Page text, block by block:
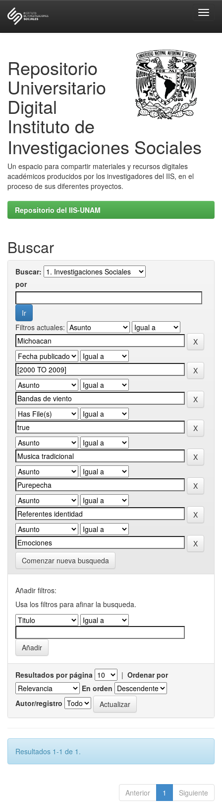
Repositorio
Universitario
Digital
Instituto de
Investigaciones Sociales
Un espacio para compartir materiales y recursos digitales
académicos producidos por los investigadores del IIS, en el
proceso de sus diferentes proyectos.
Repositorio del IIS-UNAM
Buscar
Buscar:
por
Filtros actuales:
Comenzar nueva busqueda
Añadir filtros:
Usa los filtros para afinar la busqueda.
Resultados por página | Ordenar por
En orden
Autor/registro
Resultados 1-1 de 1.
Anterior 1 Siguiente